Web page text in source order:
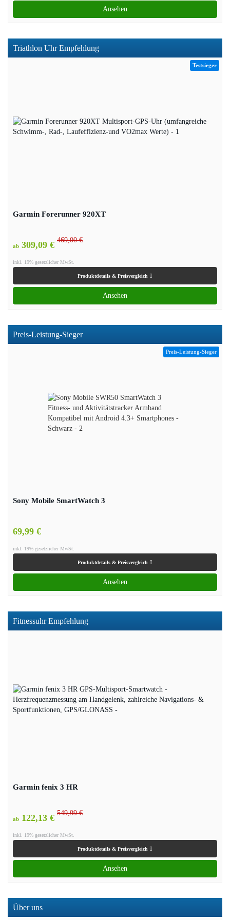
Ansehen
Triathlon Uhr Empfehlung
Testsieger
Garmin Forerunner 920XT
ab 309,09 € 469,00 €
inkl. 19% gesetzlicher MwSt.
Produktdetails & Preisvergleich
Ansehen
Preis-Leistung-Sieger
Preis-Leistung-Sieger
Sony Mobile SmartWatch 3
69,99 €
inkl. 19% gesetzlicher MwSt.
Produktdetails & Preisvergleich
Ansehen
Fitnessuhr Empfehlung
Garmin fenix 3 HR
ab 122,13 € 549,99 €
inkl. 19% gesetzlicher MwSt.
Produktdetails & Preisvergleich
Ansehen
Über uns